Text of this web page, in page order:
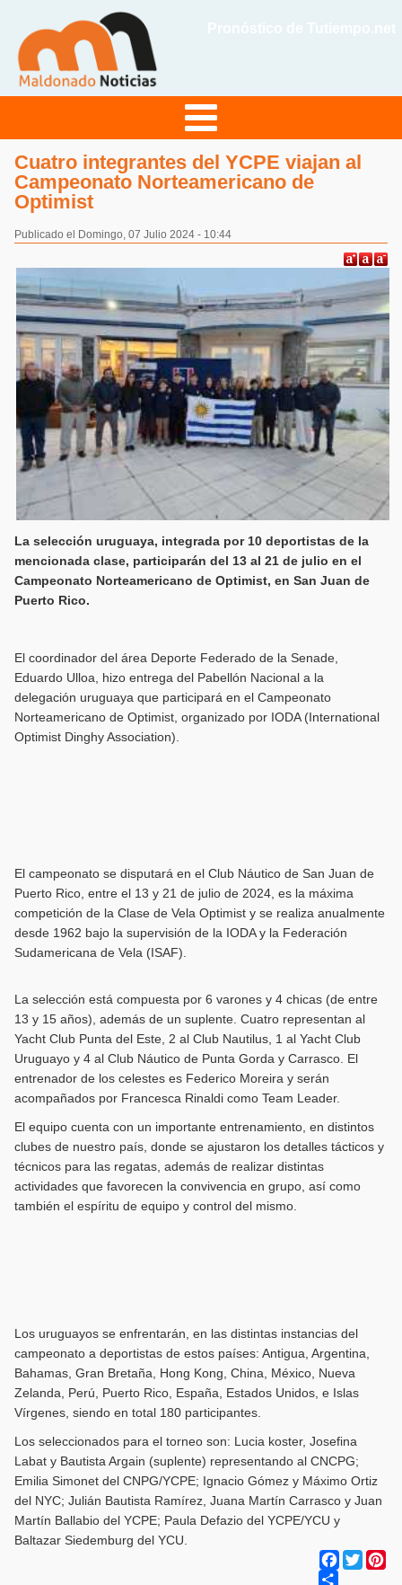
Cuatro integrantes del YCPE viajan al
Campeonato Norteamericano de
Optimist
Publicado el Domingo, 07 Julio 2024 - 10:44
La selección uruguaya, integrada por 10 deportistas de la
mencionada clase, participarán del 13 al 21 de julio en el
Campeonato Norteamericano de Optimist, en San Juan de
Puerto Rico.
El coordinador del área Deporte Federado de la Senade,
Eduardo Ulloa, hizo entrega del Pabellón Nacional a la
delegación uruguaya que participará en el Campeonato
Norteamericano de Optimist, organizado por IODA (International
Optimist Dinghy Association).
El campeonato se disputará en el Club Náutico de San Juan de
Puerto Rico, entre el 13 y 21 de julio de 2024, es la máxima
competición de la Clase de Vela Optimist y se realiza anualmente
desde 1962 bajo la supervisión de la IODA y la Federación
Sudamericana de Vela (ISAF).
La selección está compuesta por 6 varones y 4 chicas (de entre
13 y 15 años), además de un suplente. Cuatro representan al
Yacht Club Punta del Este, 2 al Club Nautilus, 1 al Yacht Club
Uruguayo y 4 al Club Náutico de Punta Gorda y Carrasco. El
entrenador de los celestes es Federico Moreira y serán
acompañados por Francesca Rinaldi como Team Leader.
El equipo cuenta con un importante entrenamiento, en distintos
clubes de nuestro país, donde se ajustaron los detalles tácticos y
técnicos para las regatas, además de realizar distintas
actividades que favorecen la convivencia en grupo, así como
también el espíritu de equipo y control del mismo.
Los uruguayos se enfrentarán, en las distintas instancias del
campeonato a deportistas de estos países: Antigua, Argentina,
Bahamas, Gran Bretaña, Hong Kong, China, México, Nueva
Zelanda, Perú, Puerto Rico, España, Estados Unidos, e Islas
Vírgenes, siendo en total 180 participantes.
Los seleccionados para el torneo son: Lucia koster, Josefina
Labat y Bautista Argain (suplente) representando al CNCPG;
Emilia Simonet del CNPG/YCPE; Ignacio Gómez y Máximo Ortiz
del NYC; Julián Bautista Ramírez, Juana Martín Carrasco y Juan
Martín Ballabio del YCPE; Paula Defazio del YCPE/YCU y
Baltazar Siedemburg del YCU.
Facebook
Twitter